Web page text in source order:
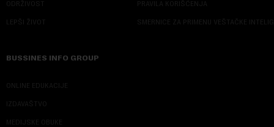
ODRŽIVOST
LEPŠI ŽIVOT
PRAVILA KORIŠĆENJA
SMERNICE ZA PRIMENU VEŠTAČKE
BUSSINES INFO GROUP
ONLINE EDUKACIJE
IZDAVAŠTVO
MEDIJSKE OBUKE